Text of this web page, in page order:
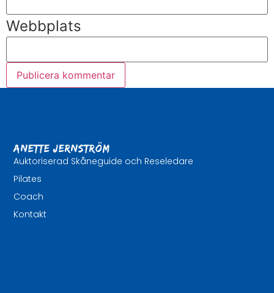
Webbplats
Anette Jernström
Auktoriserad Skåneguide och Reseledare
Pilates
Coach
Kontakt